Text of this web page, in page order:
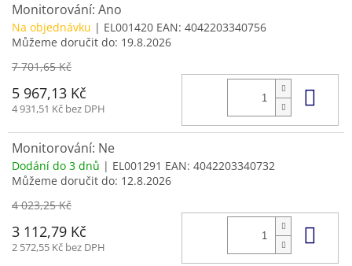
Monitorování: Ano
Na objednávku | EL001420 EAN: 4042203340756
Můžeme doručit do: 19.8.2026
7 701,65 Kč
5 967,13 Kč
4 931,51 Kč bez DPH
Monitorování: Ne
Dodání do 3 dnů | EL001291 EAN: 4042203340732
Můžeme doručit do: 12.8.2026
4 023,25 Kč
3 112,79 Kč
2 572,55 Kč bez DPH